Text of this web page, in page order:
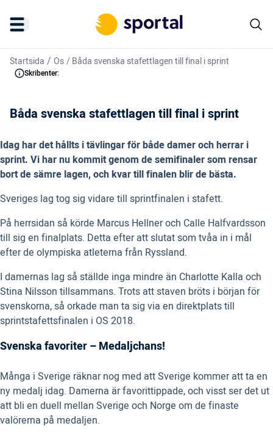
Startsida / Os/Båda svenska stafettlagen till final i sprint
Skribenter:
Båda svenska stafettlagen till final i sprint
Idag har det hållts i tävlingar för både damer och herrar i
sprint. Vi har nu kommit genom de semifinaler som rensar
bort de sämre lagen, och kvar till finalen blir de bästa.
Sveriges lag tog sig vidare till sprintfinalen i stafett.
På herrsidan så körde Marcus Hellner och Calle Halfvardsson
till sig en finalplats. Detta efter att slutat som tvåa in i mål
efter de olympiska atleterna från Ryssland.
I damernas lag så ställde inga mindre än Charlotte Kalla och
Stina Nilsson tillsammans. Trots att staven bröts i början för
svenskorna, så orkade man ta sig via en direktplats till
sprintstafettsfinalen i OS 2018.
Svenska favoriter – Medaljchans!
Många i Sverige räknar nog med att Sverige kommer att ta en
ny medalj idag. Damerna är favorittippade, och visst ser det ut
att bli en duell mellan Sverige och Norge om de finaste
valörerna på medaljen.